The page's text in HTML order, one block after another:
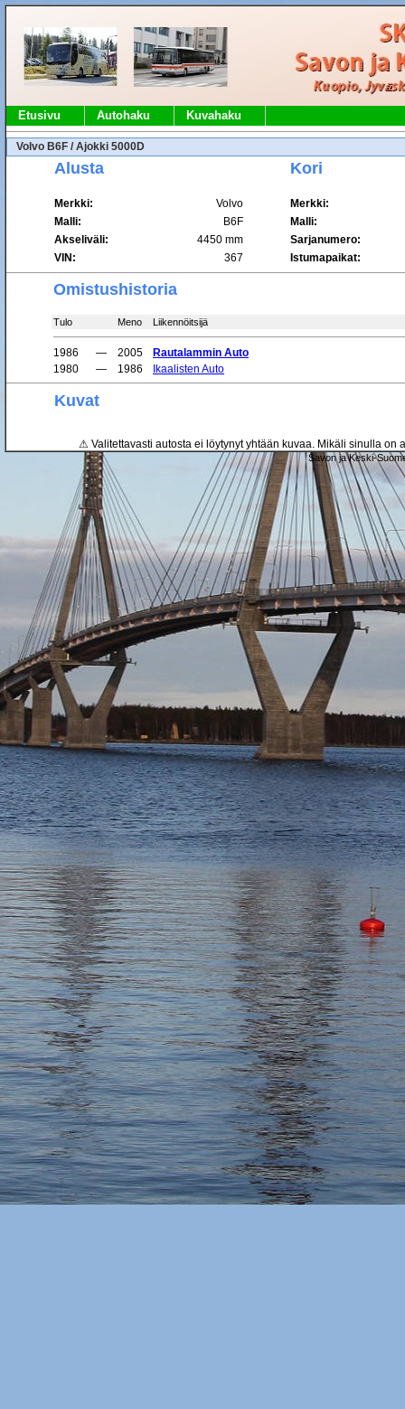
Etusivu Autohaku Kuvahaku
Volvo B6F / Ajokki 5000D
Alusta Kori
Merkki: Volvo
Merkki:
Malli:
B6F
Malli:
Akseliväli:
4450 mm
Sarjanumero:
VIN:
367 Istumapaikat:
Omistushistoria
Tulo Meno Liikennöitsijä
1986 — 2005
Rautalammin Auto
1980
— 1986 Ikaalisten Auto
Kuvat
⚠ Valitettavasti autosta ei löytynyt yhtään kuvaa. Mikäli sinulla on
Savon ja Keski-